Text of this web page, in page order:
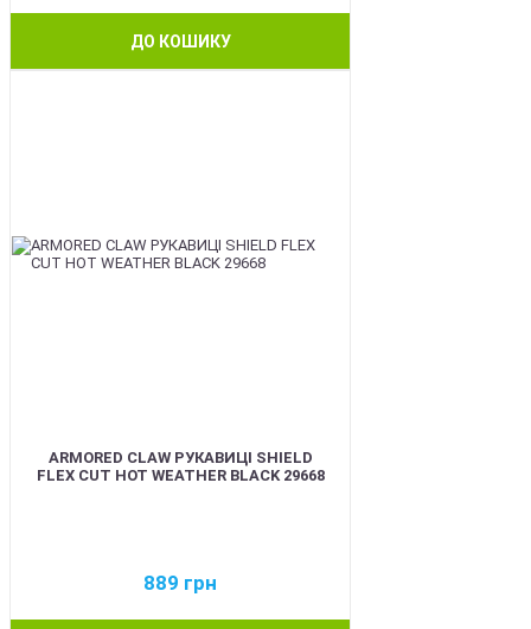
ДО КОШИКУ
ARMORED CLAW РУКАВИЦІ SHIELD
FLEX CUT HOT WEATHER BLACK 29668
889 грн